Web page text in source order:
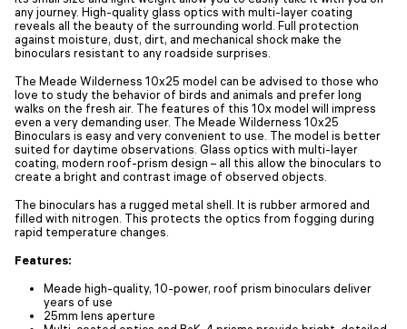
any journey. High-quality glass optics with multi-layer coating
reveals all the beauty of the surrounding world. Full protection
against moisture, dust, dirt, and mechanical shock make the
binoculars resistant to any roadside surprises.
The Meade Wilderness 10x25 model can be advised to those who
love to study the behavior of birds and animals and prefer long
walks on the fresh air. The features of this 10x model will impress
even a very demanding user. The Meade Wilderness 10x25
Binoculars is easy and very convenient to use. The model is better
suited for daytime observations. Glass optics with multi-layer
coating, modern roof-prism design – all this allow the binoculars to
create a bright and contrast image of observed objects.
The binoculars has a rugged metal shell. It is rubber armored and
filled with nitrogen. This protects the optics from fogging during
rapid temperature changes.
Features:
Meade high-quality, 10-power, roof prism binoculars deliver
years of use
25mm lens aperture